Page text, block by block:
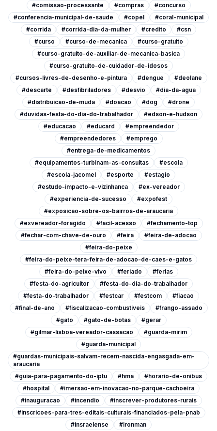
#comissao-processante
#compras
#concurso
#conferencia-municipal-de-saude
#copel
#coral-municipal
#corrida
#corrida-dia-da-mulher #credito
#csn
#curso
#curso-de-mecanica
#curso-gratuito
#curso-gratuito-de-auxiliar-de-mecanica-basica
#curso-gratuito-de-cuidador-de-idosos
#cursos-livres-de-desenho-e-pintura
#dengue
#deolane
#descarte
#desfibriladores #desvio
#dia-da-agua
#distribuicao-de-muda
#doacao #dog
#drone
#duvidas-festa-do-dia-do-trabalhador
#edson-e-hudson
#educacao
#educard
#empreendedor
#empreendedores
#emprego
#entrega-de-medicamentos
#equipamentos-turbinam-as-consultas
#escola
#escola-jacomel
#esporte
#estagio
#estudo-impacto-e-vizinhanca
#ex-vereador
#experiencia-de-sucesso
#expofest
#exposicao-sobre-os-bairros-de-araucaria
#exvereador-foragido
#facil-acesso
#fechamento-top
#fechar-com-chave-de-ouro
#feira
#feira-de-adocao
#feira-do-peixe
#feira-do-peixe-tera-feira-de-adocao-de-caes-e-gatos
#feira-do-peixe-vivo
#feriado
#ferias
#festa-do-agricultor
#festa-do-dia-do-trabalhador
#festa-do-trabalhador
#festcar #festcom
#fiacao
#final-de-ano
#fiscalizacao-combustiveis
#frango-assado
#gato
#gato-de-botas
#gerar
#gilmar-lisboa-vereador-cassacao
#guarda-mirim
#guarda-municipal
#guardas-municipais-salvam-recem-nascida-engasgada-em-
araucaria
#guia-para-pagamento-do-iptu
#hma
#horario-de-onibus
#hospital
#imersao-em-inovacao-no-parque-cachoeira
#inauguracao
#incendio
#inscrever-produtores-rurais
#inscricoes-para-tres-editais-culturais-financiados-pela-pnab
#insraelense
#ironman